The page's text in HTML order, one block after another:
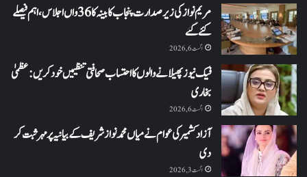
مریم نواز کی زیر صدارت پنجاب کابینہ کا 36واں اجلاس،اہم فیصلے
کئے گئے
اگست 6, 2026
فیک نیوز پھیلانے والوں کا احتساب صحافتی تنظیمیں خود کریں: عظمیٰ
بخاری
اگست 6, 2026
آزاد کشمیر کی عوام نے میاں محمد نواز شریف کے بیانیہ پر مہر ثبت کر
دی
اگست 3, 2026